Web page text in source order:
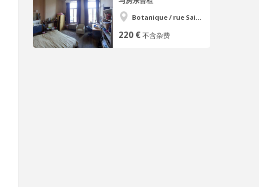
Botanique / rue Saint-Gilles / Jonfosse
220 € 不含杂费